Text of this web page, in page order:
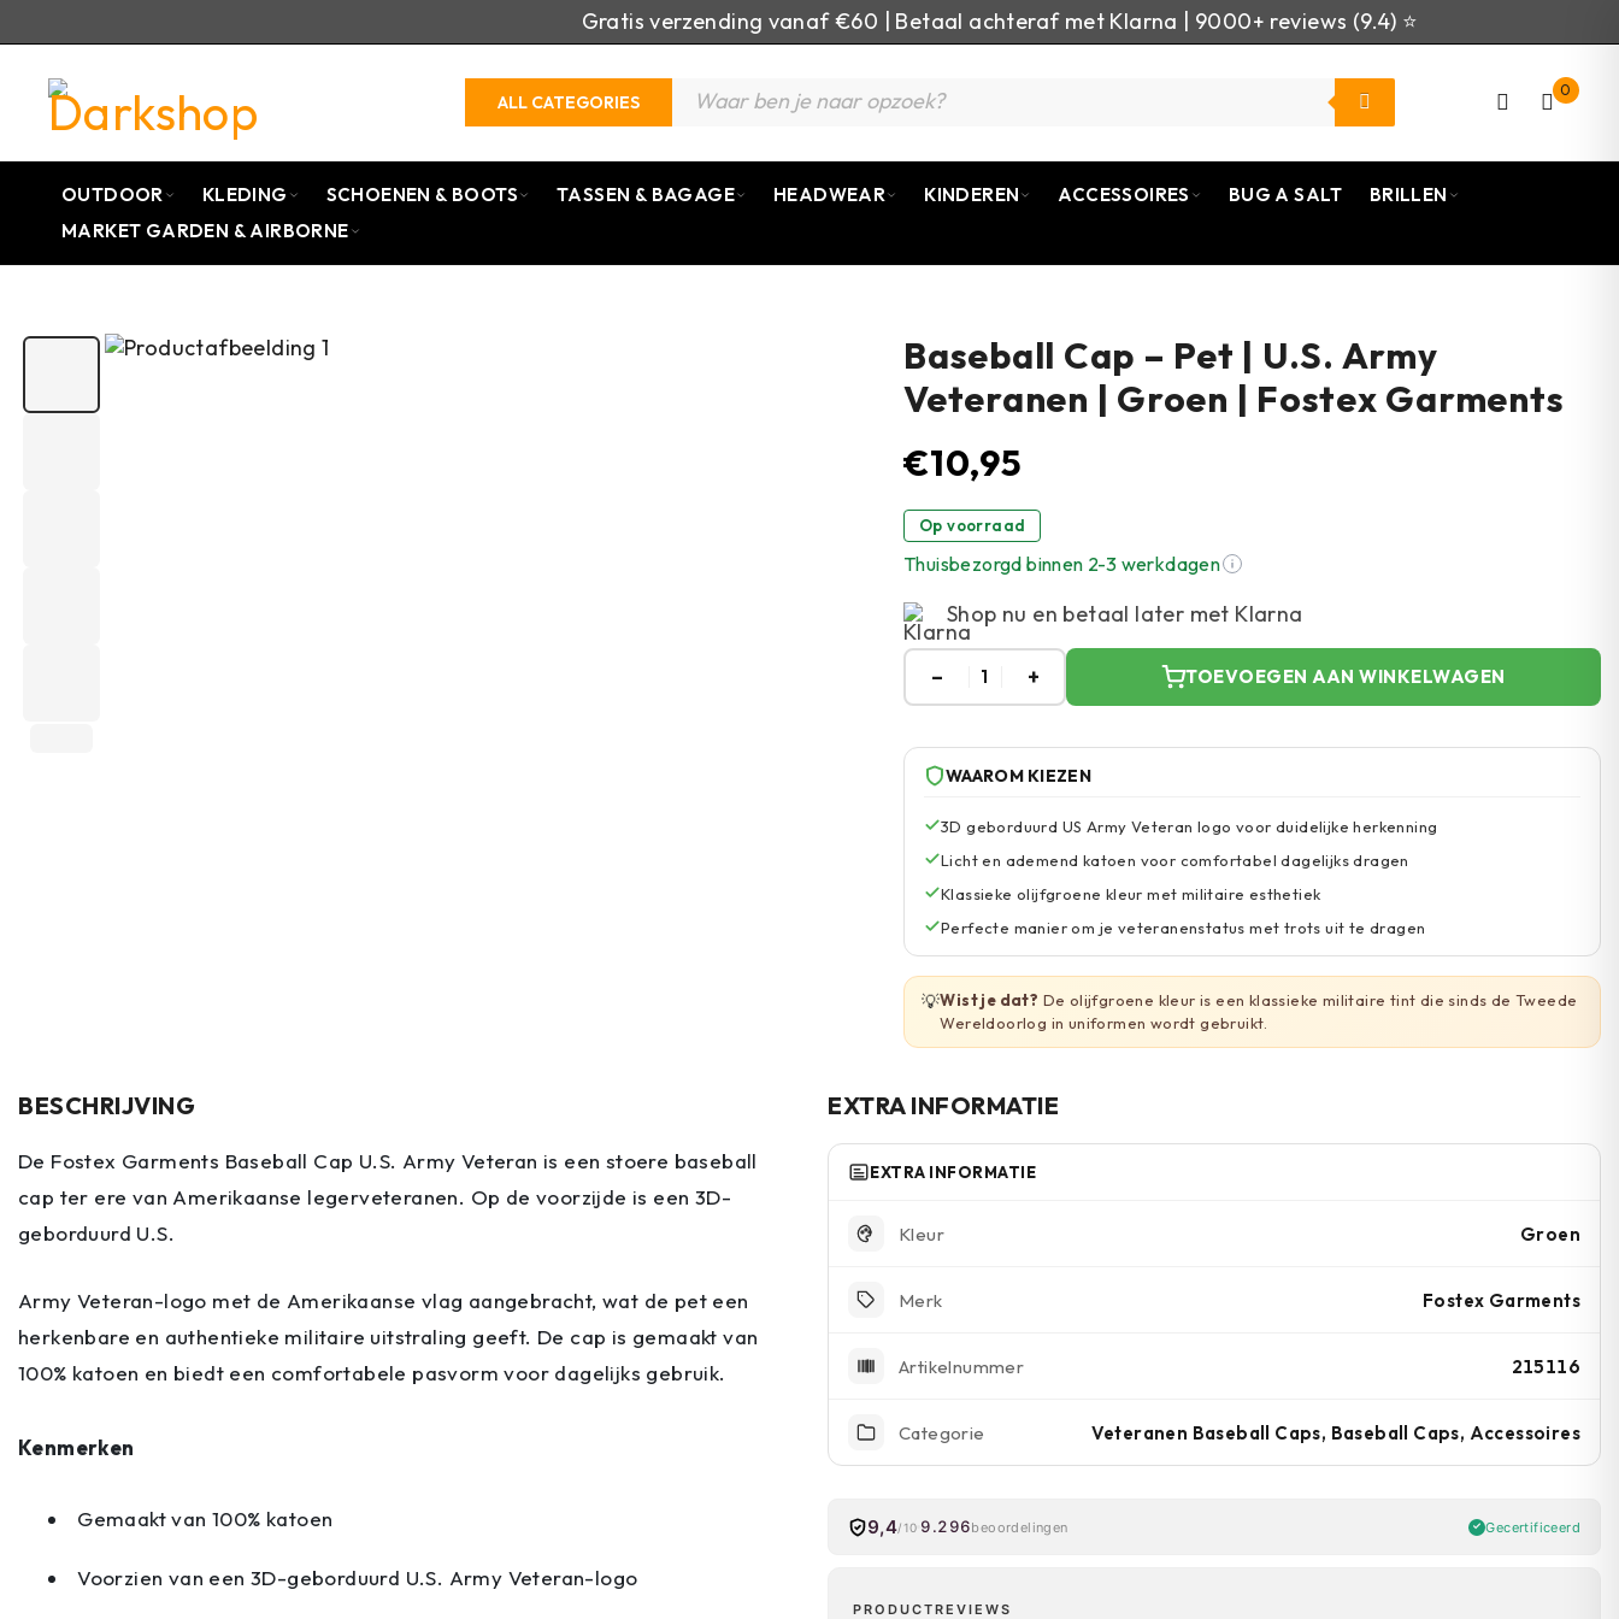
Gratis verzending vanaf €60 | Betaal achteraf met Klarna | 9000+ reviews (9.4) ⭐
ALL CATEGORIES
0
OUTDOOR KLEDING SCHOENEN & BOOTS TASSEN & BAGAGE HEADWEAR KINDEREN ACCESSOIRES BUG A SALT
BRILLEN
MARKET GARDEN & AIRBORNE
Baseball Cap – Pet | U.S. Army
Veteranen | Groen | Fostex Garments
€10,95
Op voorraad
Thuisbezorgd binnen 2-3 werkdagen
Shop nu en betaal later met Klarna
– 1 + TOEVOEGEN AAN WINKELWAGEN
WAAROM KIEZEN
3D geborduurd US Army Veteran logo voor duidelijke herkenning
Licht en ademend katoen voor comfortabel dagelijks dragen
Klassieke olijfgroene kleur met militaire esthetiek
Perfecte manier om je veteranenstatus met trots uit te dragen
💡Wist je dat? De olijfgroene kleur is een klassieke militaire tint die sinds de Tweede
Wereldoorlog in uniformen wordt gebruikt.
BESCHRIJVING
De Fostex Garments Baseball Cap U.S. Army Veteran is een stoere baseball
cap ter ere van Amerikaanse leger­veteranen. Op de voorzijde is een 3D-
geborduurd U.S.
Army Veteran-logo met de Amerikaanse vlag aangebracht, wat de pet een
herkenbare en authentieke militaire uitstraling geeft. De cap is gemaakt van
100% katoen en biedt een comfortabele pasvorm voor dagelijks gebruik.
Kenmerken
Gemaakt van 100% katoen
Voorzien van een 3D-geborduurd U.S. Army Veteran-logo
EXTRA INFORMATIE
EXTRA INFORMATIE
Kleur Groen
Merk Fostex Garments
Artikelnummer 215116
Categorie Veteranen Baseball Caps, Baseball Caps, Accessoires
9,4/10 9.296beoordelingen Gecertificeerd
PRODUCTREVIEWS